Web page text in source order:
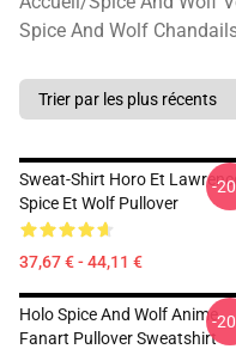
Spice And Wolf
Sweat-Shirt Horo Et
Spice Et Wolf Pullover
37,67 € - 44,11 €
-
Holo Spice And Wolf Anime
Fanart Pullover Sweatshirt
-